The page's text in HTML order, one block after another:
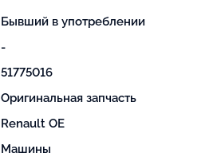
Бывший в употреблении
-
51775016
Оригинальная запчасть
Renault OE
Машины